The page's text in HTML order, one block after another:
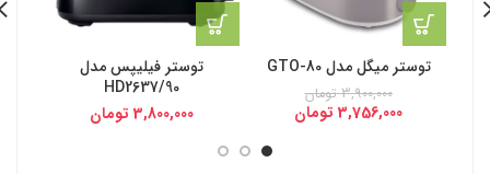
توستر میگل مدل GTO-80
3,900,000 تومان
3,756,000 تومان
توستر فیلیپس مدل
HD2637/90
3,800,000 تومان